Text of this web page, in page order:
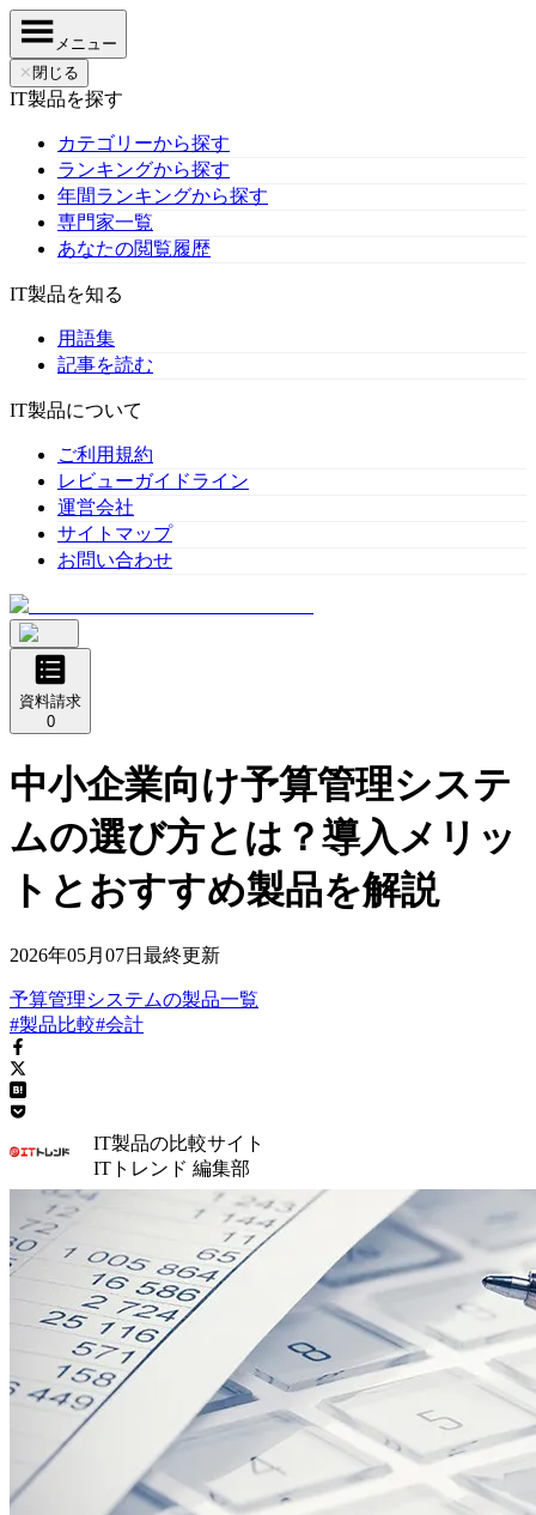
メニュー
✕ 閉じる
IT製品を探す
カテゴリーから探す
ランキングから探す
年間ランキングから探す
専門家一覧
あなたの閲覧履歴
IT製品を知る
用語集
記事を読む
IT製品について
ご利用規約
レビューガイドライン
運営会社
サイトマップ
お問い合わせ
資料請求
0
中小企業向け予算管理システ
ムの選び方とは？導入メリッ
トとおすすめ製品を解説
2026年05月07日 最終更新
予算管理システムの製品一覧
#製品比較#会計
IT製品の比較サイト
ITトレンド 編集部